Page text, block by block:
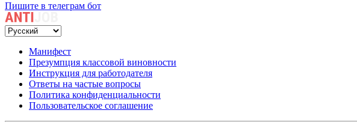
Пишите в телеграм бот
Манифест
Презумпция классовой виновности
Инструкция для работодателя
Ответы на частые вопросы
Политика конфиденциальности
Пользовательское соглашение